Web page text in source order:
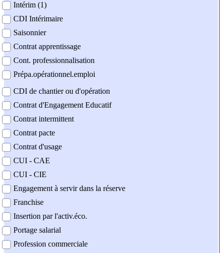
Intérim (1)
CDI Intérimaire
Saisonnier
Contrat apprentissage
Cont. professionnalisation
Prépa.opérationnel.emploi
CDI de chantier ou d'opération
Contrat d'Engagement Educatif
Contrat intermittent
Contrat pacte
Contrat d'usage
CUI - CAE
CUI - CIE
Engagement à servir dans la réserve
Franchise
Insertion par l'activ.éco.
Portage salarial
Profession commerciale